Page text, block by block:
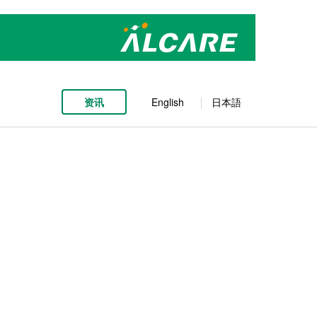
资讯 English 日本語